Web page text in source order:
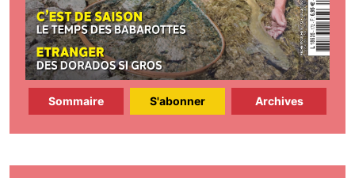
Sommaire S'abonner Archives